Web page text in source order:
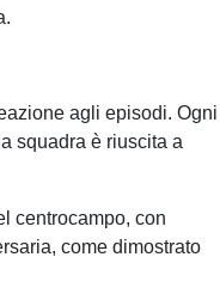
agli episodi. Ogni
squadra è riuscita a
centrocampo, con
come dimostrato